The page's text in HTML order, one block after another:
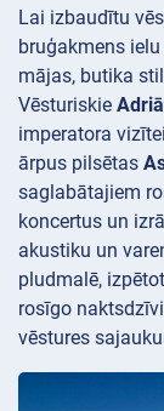
Lai izbaudītu
bruģakmens
mājas, butika
Vēsturiskie
imperatora
ārpus pilsētas
saglabātajiem
koncertus un
akustiku un
pludmalē,
rosīgo
vēstures